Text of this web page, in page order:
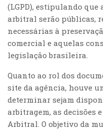
(LGPD), estipulando
arbitral serão públicas,
necessárias à
comercial e aquelas
legislação brasileira.
Quanto ao rol dos
site da agência, houve
determinar sejam
arbitragem, as decisões
Arbitral. O objetivo da